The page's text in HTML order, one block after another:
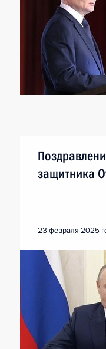
защитника
23 февраля 2025